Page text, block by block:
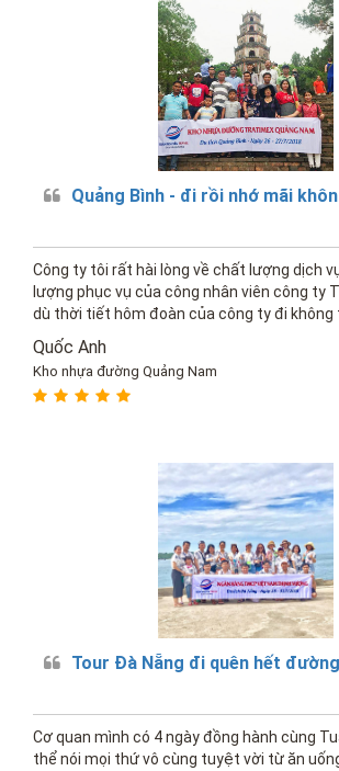
Quảng Bình - đi rồi nhớ mãi
Công ty tôi rất hài lòng về chất lượng dịch
lượng phục vụ của công nhân viên công ty
dù thời tiết hôm đoàn của công ty đi không
lắm, những ai nấy đều vui vẻ.
Quốc Anh
Kho nhựa đường Quảng Nam
Tour Đà Nẵng đi quên hết
Cơ quan mình có 4 ngày đồng hành cùng
thể nói mọi thứ vô cùng tuyệt vời từ ăn